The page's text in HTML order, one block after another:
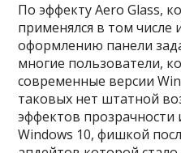
По эффекту Aero Glass,
применялся в том числе
оформлению панели
многие пользователи,
современные версии
таковых нет штатной
эффектов прозрачности
Windows 10, фишкой